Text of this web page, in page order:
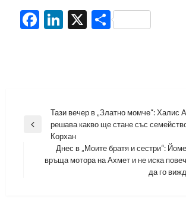
Facebook
LinkedIn
X Share
Навигация
Previous
Тази вечер в „Златно момче“: Халис
решава какво ще стане със
Корхан
Next
Днес в „Моите братя и сестри“:
връща мотора на Ахмет и не иска
да го